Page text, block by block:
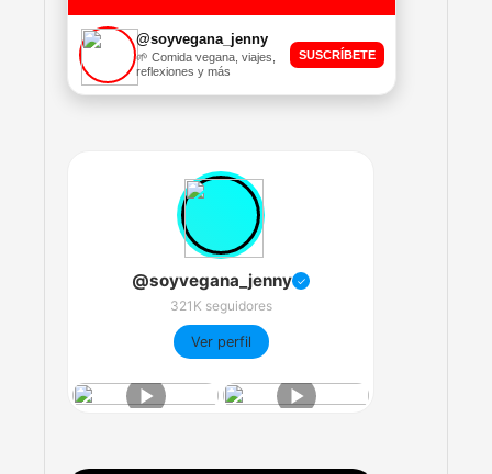
@soyvegana_jenny
🌱 Comida vegana, viajes,
reflexiones y más
SUSCRÍBETE
@soyvegana_jenny ✓
321K seguidores
Ver perfil